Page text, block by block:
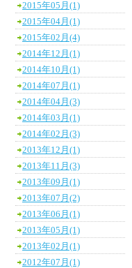
2015年05月(1)
2015年04月(1)
2015年02月(4)
2014年12月(1)
2014年10月(1)
2014年07月(1)
2014年04月(3)
2014年03月(1)
2014年02月(3)
2013年12月(1)
2013年11月(3)
2013年09月(1)
2013年07月(2)
2013年06月(1)
2013年05月(1)
2013年02月(1)
2012年07月(1)